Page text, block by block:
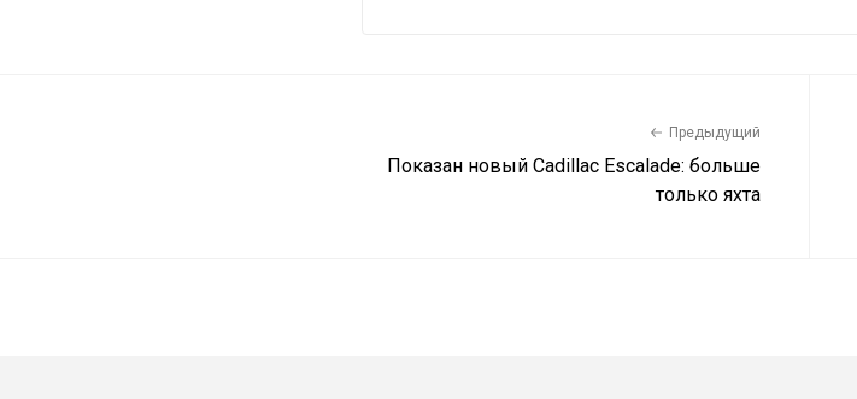
Предыдущий
Показан новый Cadillac Escalade: больше
только яхта